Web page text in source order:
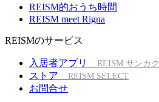
REISM的おうち時間
REISM meet Rigna
REISMのサービス
入居者アプリ REISM サンカク
ストア REISM SELECT
お問合せ